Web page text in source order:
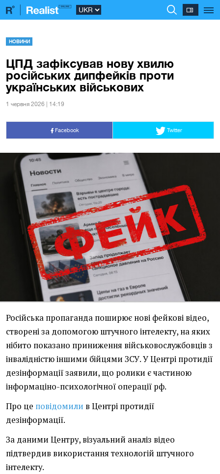
НОВИНИ
ЦПД зафіксував нову хвилю
російських дипфейків проти
українських військових
1 червня 2026 | 14:19
Facebook Twitter
Російська пропаганда поширює нові фейкові відео,
створені за допомогою штучного інтелекту, на яких
нібито показано приниження військовослужбовців з
інвалідністю іншими бійцями ЗСУ. У Центрі протидії
дезінформації заявили, що ролики є частиною
інформаціно-психологічної операції рф.
Про це повідомили в Центрі протидії
дезінформації.
За даними Центру, візуальний аналіз відео
підтвердив використання технологій штучного
інтелекту.